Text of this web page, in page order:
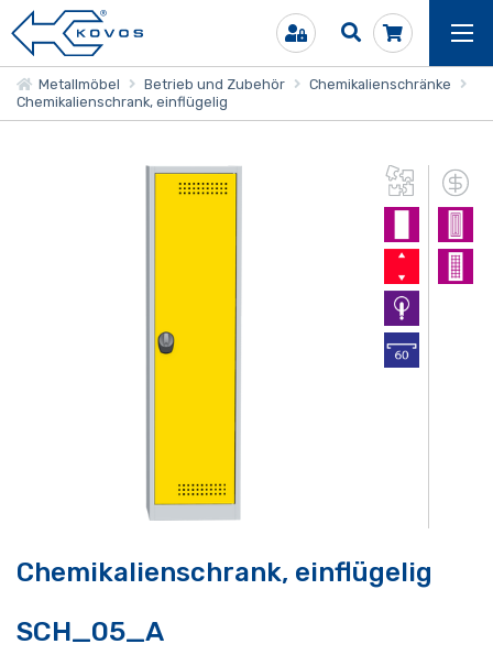
Metallmöbel Betrieb und Zubehör
Chemikalienschränke
Chemikalienschrank, einflügelig
Chemikalienschrank, einflügelig
SCH_05_A